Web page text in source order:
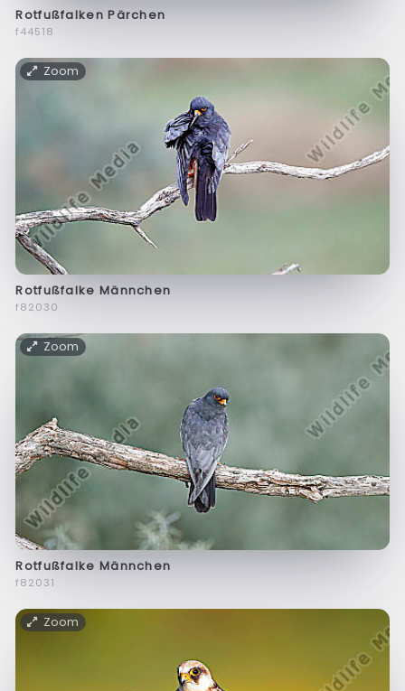
Rotfußfalken Pärchen
f44518
Zoom
Rotfußfalke Männchen
f82030
Zoom
Rotfußfalke Männchen
f82031
Zoom